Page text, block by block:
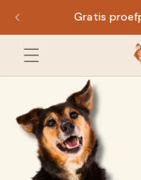
inhoud
Gratis